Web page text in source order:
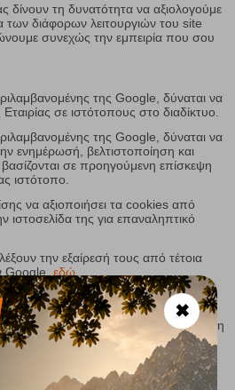
δίνουν τη δυνατότητα να αξιολογούμε
των διάφορων λειτουργιών του site
συνεχώς την εμπειρία που σου
της Google, δύναται να
σε ιστότοπους στο διαδίκτυο.
της Google, δύναται να
ενημέρωσή, βελτιστοποίηση και
σε προηγούμενη επίσκεψη
ιστότοπο.
να αξιοποιήσει τα cookies από
της για επαναληπτικό
την εξαίρεσή τους από τέτοια
εδώ
σας, να σας ενημερώνει κάθε
και να αποφασίζετε εσείς τη
Σ' αυτή την περίπτωση έχετε υπόψη
θέση να αξιοποιήσετε όλες τις
Skroutz Analytics,
✖